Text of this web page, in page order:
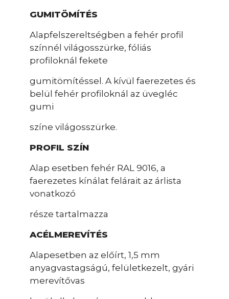
GUMITÖMÍTÉS
Alapfelszereltségben a fehér profil
színnél világosszürke, fóliás
profiloknál fekete
gumitömítéssel. A kívül faerezetes és
belül fehér profiloknál az üvegléc
gumi
színe világosszürke.
PROFIL SZÍN
Alap esetben fehér RAL 9016, a
faerezetes kínálat felárait az árlista
vonatkozó
része tartalmazza
ACÉLMEREVÍTÉS
Alapesetben az előírt, 1,5 mm
anyagvastagságú, felületkezelt, gyári
merevítővas